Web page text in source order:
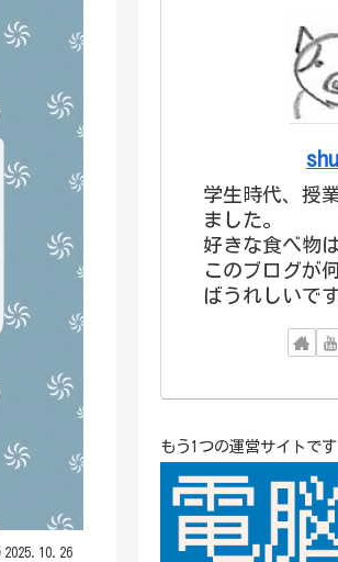
2025.10.26
学生時代、授
ました。
好きな食べ物
このブログが
ばうれしいです
もう1つの運営サイトです